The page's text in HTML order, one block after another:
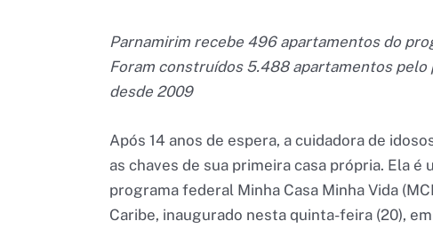
Parnamirim recebe 496 apartamentos do
Foram construídos 5.488 apartamentos
desde 2009
Após 14 anos de espera, a cuidadora de
as chaves de sua primeira casa própria. Ela
programa federal Minha Casa Minha Vida
Caribe, inaugurado nesta quinta-feira (20),